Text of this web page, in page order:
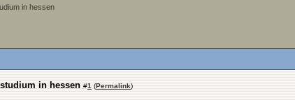
in hessen
in hessen #1 (Permalink)